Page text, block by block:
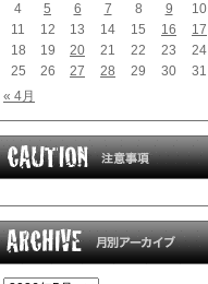
« 4月
4
5 6 7 8 9
10
11
12 13 14 15 16
17
18
19 20 21 22 23
24
25
26 27 28 29 30 31